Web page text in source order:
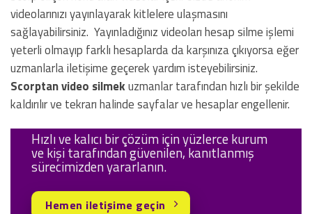
videolarınızı yayınlayarak kitlelere ulaşmasını
sağlayabilirsiniz. Yayınladığınız videoları hesap silme işlemi
yeterli olmayıp farklı hesaplarda da karşınıza çıkıyorsa eğer
uzmanlarla iletişime geçerek yardım isteyebilirsiniz.
Scorptan video silmekuzmanlar tarafından hızlı bir şekilde
kaldırılır ve tekrarı halinde sayfalar ve hesaplar engellenir.
Hızlı ve kalıcı bir çözüm için yüzlerce kurum
ve kişi tarafından güvenilen, kanıtlanmış
sürecimizden yararlanın.
Hemen iletişime geçin